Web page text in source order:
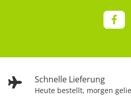
Schnelle Lieferung
Heute bestellt, morgen